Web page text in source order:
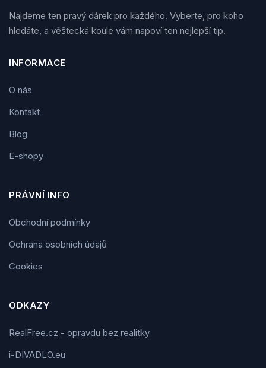
Najdeme ten pravý dárek pro každého. Vyberte, pro koho
hledáte, a věštecká koule vám napoví ten nejlepší tip.
INFORMACE
O nás
Kontakt
Blog
E-shopy
PRÁVNÍ INFO
Obchodní podmínky
Ochrana osobních údajů
Cookies
ODKAZY
RealFree.cz - opravdu bez realitky
i-DIVADLO.eu